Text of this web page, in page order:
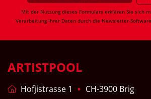
Mit der Nutzung dieses Formulars erklären Sie sich
Verarbeitung Ihrer Daten durch die Newsletter-Software
ARTISTPOOL
Hofjistrasse 1
CH-3900 Brig